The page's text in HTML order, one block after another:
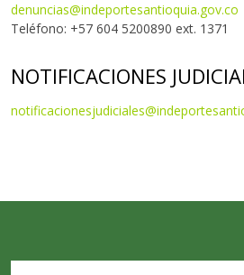
denuncias@indeportesantioquia.gov.co
Teléfono: +57 604 5200890 ext. 1371
NOTIFICACIONES